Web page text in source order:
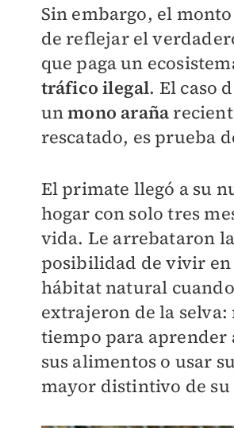
Sin embargo, el
de reflejar el
que paga un
tráfico ilegal. El caso
unmono araña
rescatado, es prueba
El primate llegó a su
hogar con solo tres
vida. Le arrebataron la
posibilidad de vivir en
hábitat natural
extrajeron de la selva:
tiempo para aprender
sus alimentos o usar
mayor distintivo de su